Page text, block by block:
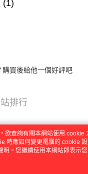
(1)
購買後給他一個好評吧
排行
欲查詢有關本網站使用 cookie
時應如何變更電腦的 cookie
明。您繼續使用本網站即表示
用 cookie。